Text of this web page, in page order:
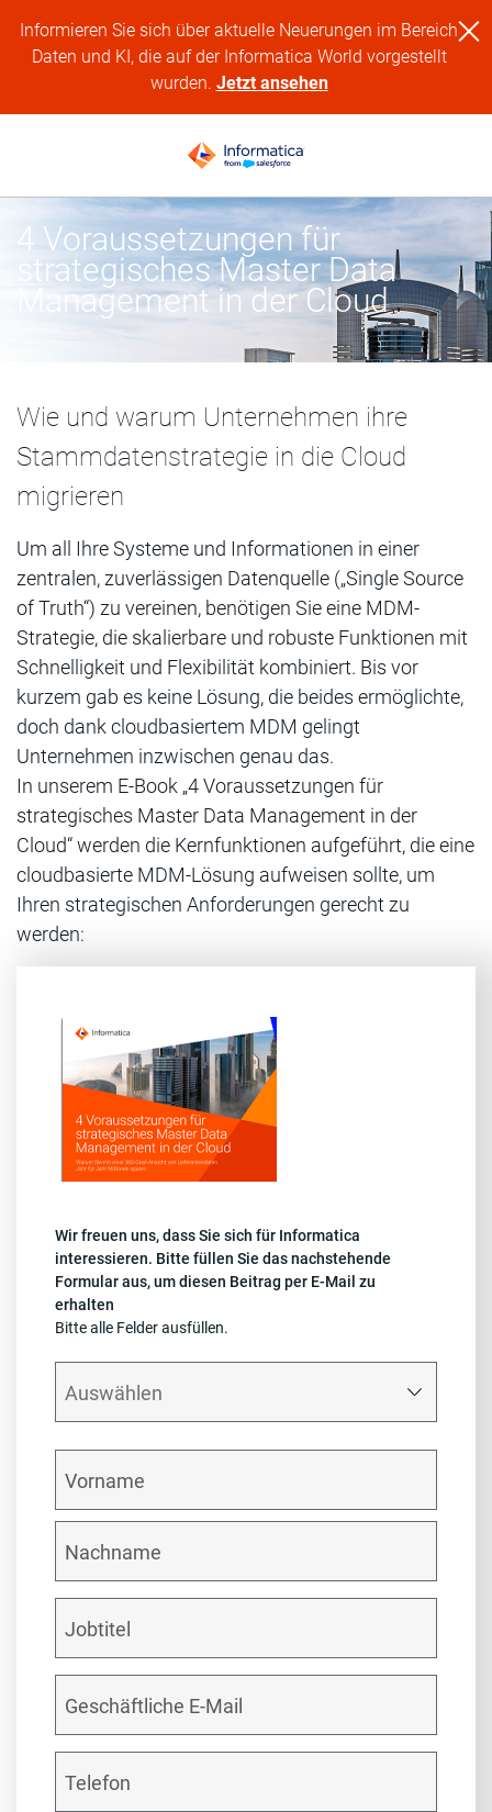
Informieren Sie sich über aktuelle Neuerungen im Bereich
Daten und KI, die auf der Informatica World vorgestellt
wurden. Jetzt ansehen
4 Voraussetzungen für
strategisches Master Data
Management in der Cloud
Wie und warum Unternehmen ihre
Stammdatenstrategie in die Cloud
migrieren
Um all Ihre Systeme und Informationen in einer
zentralen, zuverlässigen Datenquelle („Single Source
of Truth“) zu vereinen, benötigen Sie eine MDM-
Strategie, die skalierbare und robuste Funktionen mit
Schnelligkeit und Flexibilität kombiniert. Bis vor
kurzem gab es keine Lösung, die beides ermöglichte,
doch dank cloudbasiertem MDM gelingt
Unternehmen inzwischen genau das.
In unserem E-Book „4 Voraussetzungen für
strategisches Master Data Management in der
Cloud“ werden die Kernfunktionen aufgeführt, die eine
cloudbasierte MDM-Lösung aufweisen sollte, um
Ihren strategischen Anforderungen gerecht zu
werden:
Wir freuen uns, dass Sie sich für Informatica
interessieren. Bitte füllen Sie das nachstehende
Formular aus, um diesen Beitrag per E-Mail zu
erhalten
Bitte alle Felder ausfüllen.